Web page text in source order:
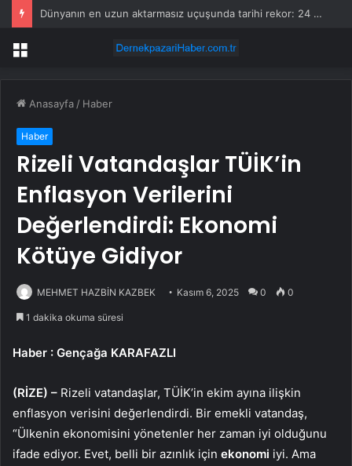
Dünyanın en uzun aktarmasız uçuşunda tarihi rekor: 24 saatten fazla havada kaldılar
Menü
Anasayfa / Haber
Haber
Rizeli Vatandaşlar TÜİK’in
Enflasyon Verilerini
Değerlendirdi: Ekonomi
Kötüye Gidiyor
MEHMET HAZBİN KAZBEK Kasım 6, 2025 0 0
1 dakika okuma süresi
Haber : Gençağa KARAFAZLI
(RİZE) – Rizeli vatandaşlar, TÜİK’in ekim ayına ilişkin
enflasyon verisini değerlendirdi. Bir emekli vatandaş,
“Ülkenin ekonomisini yönetenler her zaman iyi olduğunu
ifade ediyor. Evet, belli bir azınlık için ekonomi iyi. Ama